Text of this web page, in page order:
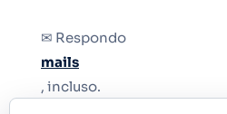
✉ Respondo
mails
, incluso.